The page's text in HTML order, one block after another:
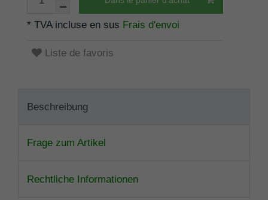
* TVA incluse en sus Frais d'envoi
Liste de favoris
Beschreibung
Frage zum Artikel
Rechtliche Informationen